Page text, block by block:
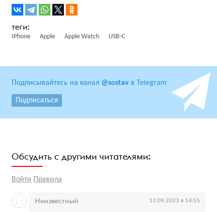
IPhone Apple Apple Watch USB-C
Подписывайтесь на канал @sostav в Telegram
Подписаться
Обсудить с другими читателями:
Войти Правила
Неизвестный 13.09.2023 в 14:55